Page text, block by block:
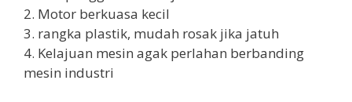
2. Motor berkuasa kecil
3. rangka plastik, mudah rosak jika jatuh
4. Kelajuan mesin agak perlahan berbanding
mesin industri